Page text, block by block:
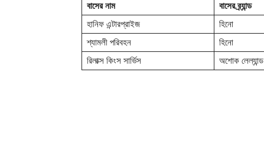
বাসের নাম বাসের ব্র্যান্ড
হানিফ এন্টারপ্রাইজ
হিনো
শ্যামলী পরিবহন
হিনো
রিলাক্স কিংস সার্ভিস
অশোক লেল্যান্ড